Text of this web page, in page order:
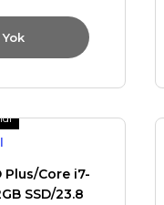
Plus/Core i7-
SSD/23.8